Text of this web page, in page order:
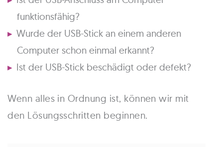
funktionsfähig?
Wurde der USB-Stick an einem anderen
Computer schon einmal erkannt?
Ist der USB-Stick beschädigt oder defekt?
Wenn alles in Ordnung ist, können wir mit
den Lösungsschritten beginnen.